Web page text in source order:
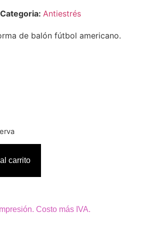
Antiestrés
de balón fútbol americano.
carrito
Costo más IVA.